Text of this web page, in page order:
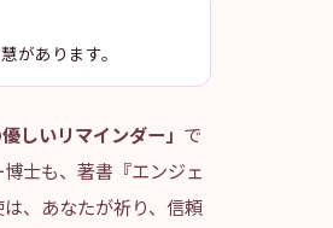
があります。
しいリマインダー」 で
士も、著書『エンジェ
、あなたが祈り、信頼